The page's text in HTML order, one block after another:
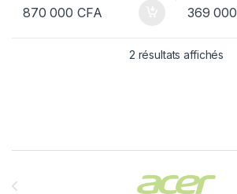
870 000 CFA 369 000
2 résultats affichés